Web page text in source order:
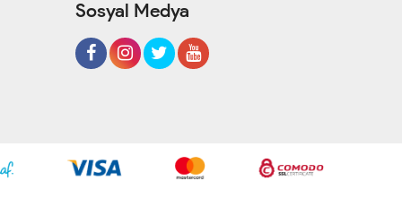
Sosyal Medya